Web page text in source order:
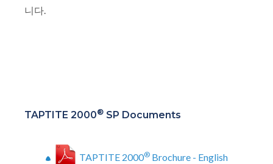
니다.
TAPTITE 2000® SP Documents
TAPTITE 2000® Brochure - English